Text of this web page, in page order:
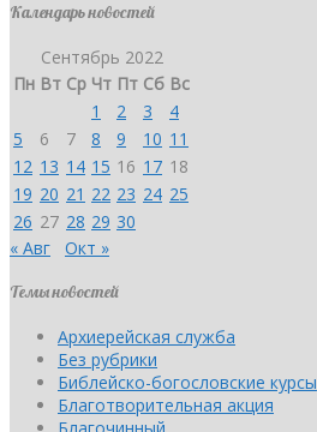
Календарь новостей
Сентябрь 2022
Пн Вт Ср Чт Пт Сб Вс
1
2 3
4
5
6 7 8 9 10 11
12 13 14 15 16 17 18
19 20 21 22 23 24 25
26 27 28 29 30
« Авг
Окт »
Темы новостей
Архиерейская служба
Без рубрики
Библейско-богословские курсы
Благотворительная акция